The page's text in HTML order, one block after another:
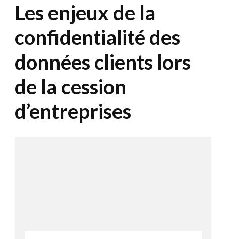
Les enjeux de la
confidentialité des
données clients lors
de la cession
d’entreprises